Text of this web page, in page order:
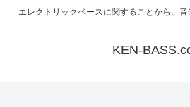
エレクトリックベースに関することから、音
KEN-